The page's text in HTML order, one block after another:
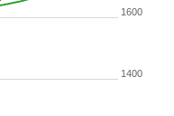
1400
1600